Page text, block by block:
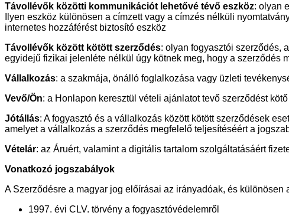
Távollévők közötti kommunikációt lehetővé tévő eszköz: olyan
Ilyen eszköz különösen a címzett vagy a címzés nélküli
internetes hozzáférést biztosító eszköz
Távollévők között kötött szerződés: olyan fogyasztói szerződés,
egyidejű fizikai jelenléte nélkül úgy kötnek meg, hogy a szerződés
Vállalkozás: a szakmája, önálló foglalkozása vagy üzleti
Vevő/Ön: a Honlapon keresztül vételi ajánlatot tevő szerződést
Jótállás: A fogyasztó és a vállalkozás között kötött szerződések
amelyet a vállalkozás a szerződés megfelelő teljesítéséért a
Vételár: az Áruért, valamint a digitális tartalom szolgáltatásáért
Vonatkozó jogszabályok
A Szerződésre a magyar jog előírásai az irányadóak, és
1997. évi CLV. törvény a fogyasztóvédelemről